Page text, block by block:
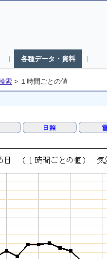
各種データ・資料
索 > １時間ごとの値